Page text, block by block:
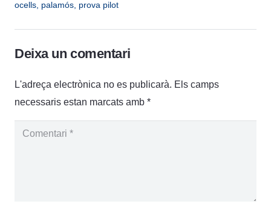
ocells palamós prova pilot
Deixa un comentari
L'adreça electrònica no es publicarà. Els camps
necessaris estan marcats amb *